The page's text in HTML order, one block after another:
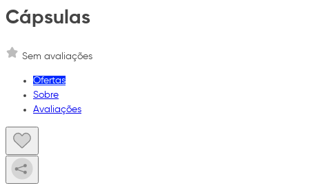
Cápsulas
Sem avaliações
Ofertas
Sobre
Avaliações